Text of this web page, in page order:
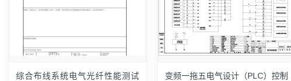
综合布线系统电气光纤性能测试
变频一拖五电气设计（PLC）控制